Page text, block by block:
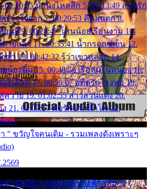
00:10:35 น้ำนิ่งไหลลึก 5. 00:13:49 ลานรัก
จำใจจาก 7. 00:20:53 คืนฝนตก 8.
อนยี่ 9. 00:28:47 โสนน้อยเรือนงาม 10.
ายแล้ว 11. 00:35:41 น้ำกรดแช่เย็น 12.
ซ้ำ 13. 00:42:32 รู้ว่าเขาหลอก 14.
น้องติ๋ม 15. 00:48:56 เรือล่มในหนอง 16.
สีเลือด 17. 00:56:07 อดีตรักโรงทอ 18.
ควาย 19. 01:02:55 สาวสวนแตง 20.
21. 01:09:27 พบรักปากน้ำโพ 22.
เมา
ขวัญใจคนเดิม - รวมเพลงดังเพราะๆ
ทำฉันได้ 2. 00:03:20 นางฟ้าสลัม 3.